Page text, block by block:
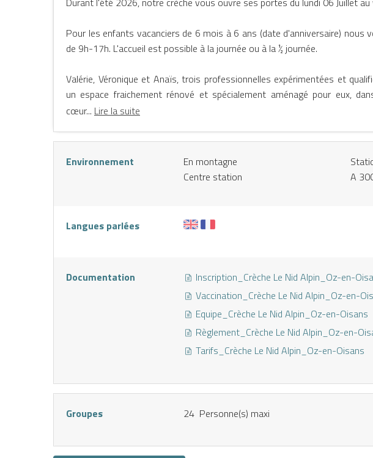
Pour les enfants vacanciers de 6 mois à 6 ans (date d'anniversaire) nous
de 9h-17h. L'accueil est possible à la journée ou à la ½ journée.
Valérie, Véronique et Anaïs, trois professionnelles expérimentées et
un espace fraichement rénové et spécialement aménagé pour eux,
cœur... Lire la suite
Environnement En montagne
Centre station
A
Langues parlées
Documentation
Inscription_Crèche Le Nid Alpin_Oz-en-
Vaccination_Crèche Le Nid Alpin_Oz-en-
Equipe_Crèche Le Nid Alpin_Oz-en-Oisans
Règlement_Crèche Le Nid Alpin_Oz-en-
Tarifs_Crèche Le Nid Alpin_Oz-en-Oisans
Groupes 24 Personne(s) maxi